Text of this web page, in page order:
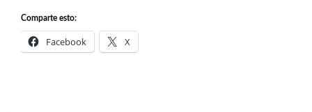
Comparte esto:
Facebook X